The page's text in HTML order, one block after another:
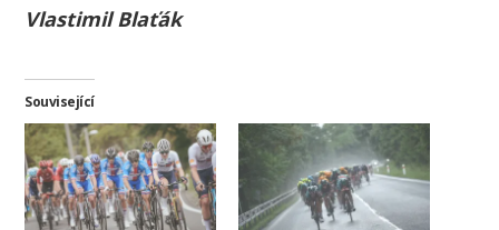
Vlastimil Blaťák
Související